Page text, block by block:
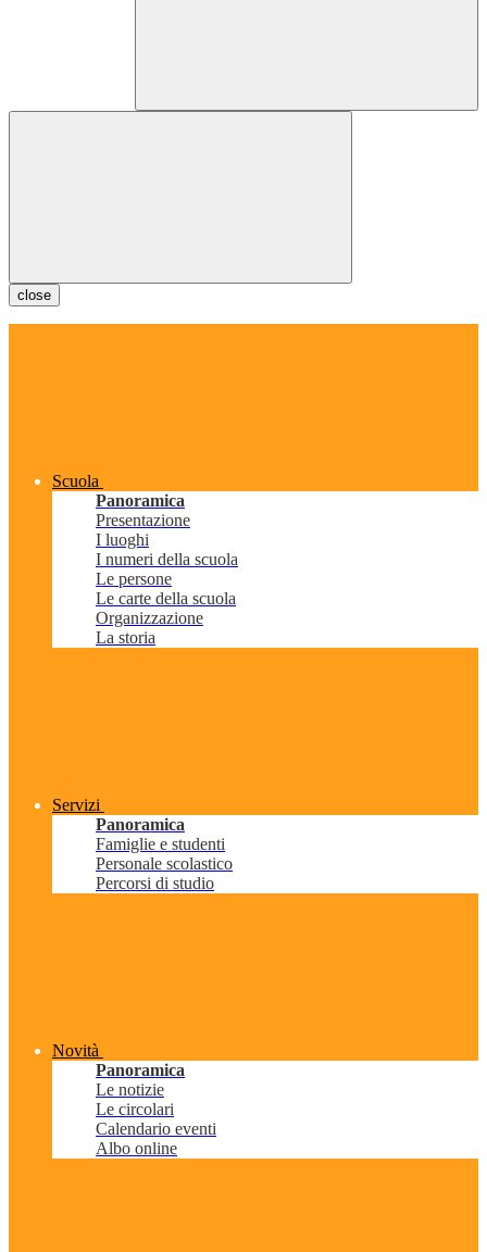
close
Scuola
Panoramica
Presentazione
I luoghi
I numeri della scuola
Le persone
Le carte della scuola
Organizzazione
La storia
Servizi
Panoramica
Famiglie e studenti
Personale scolastico
Percorsi di studio
Novità
Panoramica
Le notizie
Le circolari
Calendario eventi
Albo online